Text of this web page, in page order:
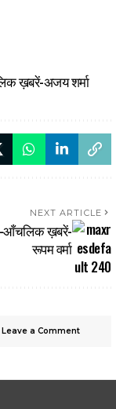
ख़बरें-अजय शर्मा
NEXT ARTICLE
आँचलिक ख़बरें-
रूपम वर्मा
Leave a Comment